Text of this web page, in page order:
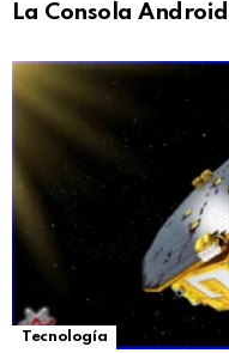
La Consola
Tecnología